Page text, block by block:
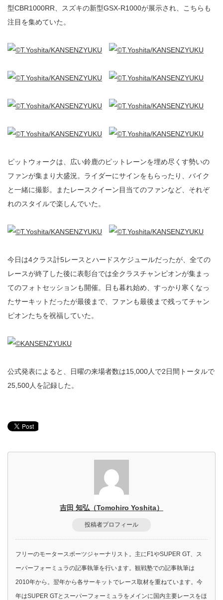
型CBR1000RR、スズキの新型GSX-R1000が展示され、こちらも
注目を集めていた。
ピットウォークは、広い鈴鹿のピットレーンを埋め尽くす勢いの
ファンが集まり大盛況。ライダーにサインをもらったり、バイク
と一緒に撮影。またレースクイーン目当てのファンなど、それぞ
れのスタイルで楽しんでいた。
今日は4クラス計5レースとハードスケジュールだったが、全ての
レースが終了した後に表彰台では全クラスチャンピオンが集まっ
てのフォトセッションも開催。日も暮れ始め、すっかり寒くなっ
たサーキットだったが最後まで、ファンも最後まで残ってチャン
ピオンたちを祝福していた。
公式発表によると、日曜の来場者数は15,000人で2日間トータルで
25,500人を記録した。
吉田 知弘（Tomohiro Yoshita）
投稿者プロフィール
フリーのモータースポーツジャーナリスト。主にF1やSUPER GT、ス
ーパーフォーミュラの記事執筆を行います。観戦塾での記事執筆は
2010年から。翌年から各サーキットでレース取材を重ねています。今
年はSUPER GTとスーパーフォーミュラをメインに国内主要レースをほ